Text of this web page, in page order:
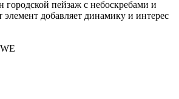
городской пейзаж с небоскребами и
добавляет динамику и интерес